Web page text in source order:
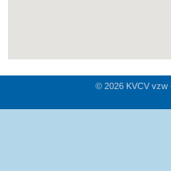
© 2026 KVCV vzw